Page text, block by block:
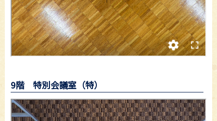
9階 特別会議室（特）